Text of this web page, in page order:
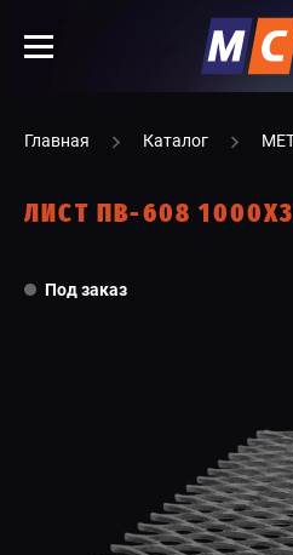
Главная Каталог
ЛИСТ ПВ-608
Под заказ